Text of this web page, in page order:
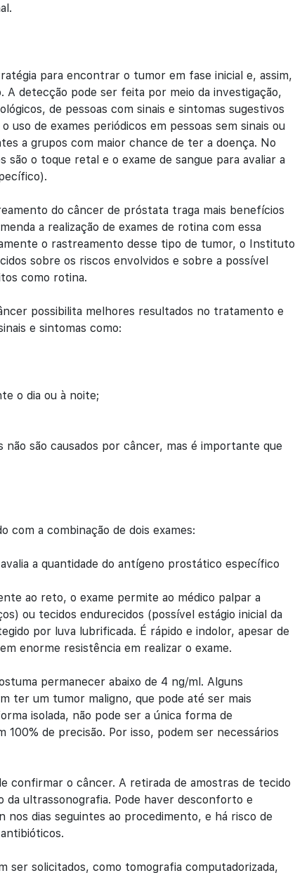
para encontrar o tumor em fase inicial e, assim,
detecção pode ser feita por meio da investigação,
de pessoas com sinais e sintomas sugestivos
uso de exames periódicos em pessoas sem sinais ou
a grupos com maior chance de ter a doença. No
são o toque retal e o exame de sangue para avaliar a
do câncer de próstata traga mais benefícios
a realização de exames de rotina com essa
o rastreamento desse tipo de tumor, o Instituto
sobre os riscos envolvidos e sobre a possível
como rotina.
possibilita melhores resultados no tratamento e
e sintomas como:
o dia ou à noite;
são causados por câncer, mas é importante que
com a combinação de dois exames:
a quantidade do antígeno prostático específico
ao reto, o exame permite ao médico palpar a
ou tecidos endurecidos (possível estágio inicial da
por luva lubrificada. É rápido e indolor, apesar de
enorme resistência em realizar o exame.
permanecer abaixo de 4 ng/ml. Alguns
ter um tumor maligno, que pode até ser mais
isolada, não pode ser a única forma de
100% de precisão. Por isso, podem ser necessários
confirmar o câncer. A retirada de amostras de tecido
da ultrassonografia. Pode haver desconforto e
nos dias seguintes ao procedimento, e há risco de
ser solicitados, como tomografia computadorizada,